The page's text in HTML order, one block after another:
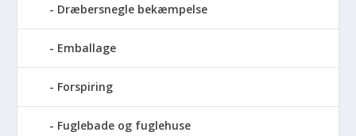
Dræbersnegle bekæmpelse
Emballage
Forspiring
Fuglebade og fuglehuse